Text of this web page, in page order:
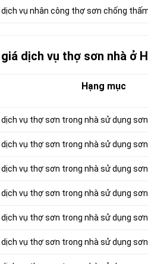
dịch vụ nhân công thợ sơn chống
giá dịch vụ thợ sơn nhà ở
Hạng mục
dịch vụ thợ sơn trong nhà sử dụng
dịch vụ thợ sơn trong nhà sử dụng
dịch vụ thợ sơn trong nhà sử dụng
dịch vụ thợ sơn trong nhà sử dụng
dịch vụ thợ sơn trong nhà sử dụng
dịch vụ thợ sơn trong nhà sử dụng